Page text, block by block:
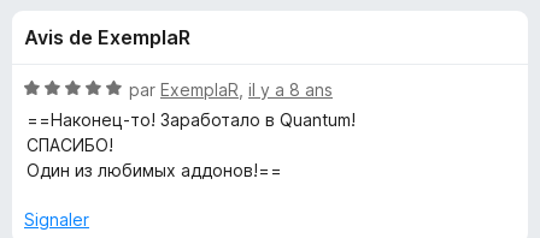
r
u
e
s
p
Avis de ExemplaR
N
t
é
s
par ExemplaR il y a 8 ans
==Наконец-то! Заработало в Quantum!
СПАСИБО!
Один из любимых аддонов!==
Signaler